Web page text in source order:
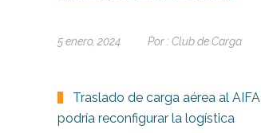
5 enero, 2024 Por : Club de Carga
Traslado de carga aérea al AIFA
podría reconfigurar la logística